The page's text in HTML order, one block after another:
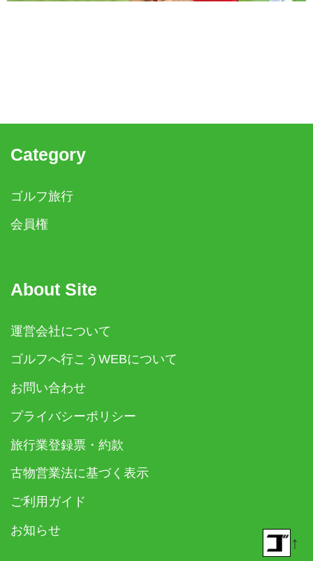
Category
ゴルフ旅行
会員権
About Site
運営会社について
ゴルフへ行こうWEBについて
お問い合わせ
プライバシーポリシー
旅行業登録票・約款
古物営業法に基づく表示
ご利用ガイド
お知らせ
↑